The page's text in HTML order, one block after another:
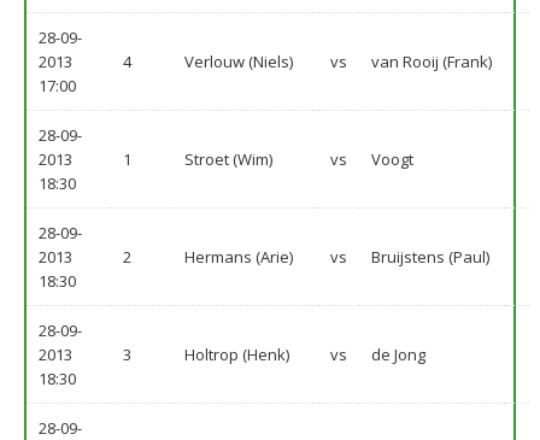
28-09-
2013
17:00
4 Verlouw (Niels) vs van Rooij (Frank)
28-09-
2013
18:30
1 Stroet (Wim) vs Voogt
28-09-
2013
18:30
2 Hermans (Arie) vs Bruijstens (Paul)
28-09-
2013
18:30
3 Holtrop (Henk) vs de Jong
28-09-